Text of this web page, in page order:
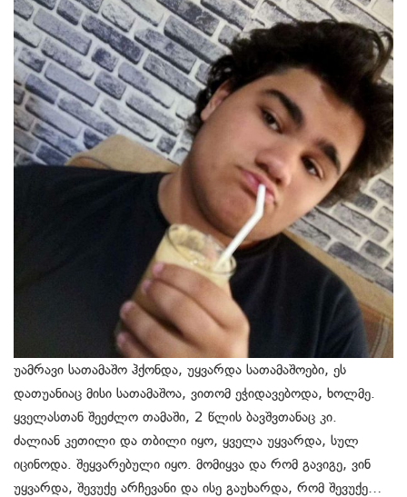
უამრავი სათამაშო ჰქონდა, უყვარდა სათამაშოები, ეს
დათუანიაც მისი სათამაშოა, ვითომ ეჭიდავებოდა, ხოლმე.
ყველასთან შეეძლო თამაში, 2 წლის ბავშვთანაც კი.
ძალიან კეთილი და თბილი იყო, ყველა უყვარდა, სულ
იცინოდა. შეყვარებული იყო. მომიყვა და რომ გავიგე, ვინ
უყვარდა, შევუქე არჩევანი და ისე გაუხარდა, რომ შევუქე…